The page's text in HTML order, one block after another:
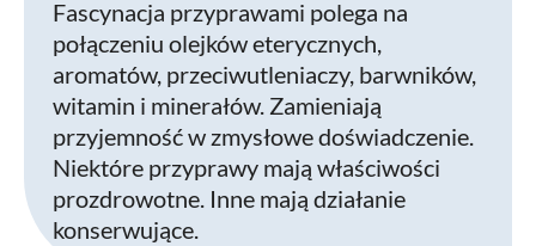
Fascynacja przyprawami polega na
połączeniu olejków eterycznych,
aromatów, przeciwutleniaczy, barwników,
witamin i minerałów. Zamieniają
przyjemność w zmysłowe doświadczenie.
Niektóre przyprawy mają właściwości
prozdrowotne. Inne mają działanie
konserwujące.